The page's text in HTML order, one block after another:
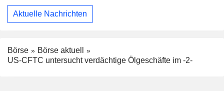
Aktuelle Nachrichten
Börse
Börse aktuell
US-CFTC untersucht verdächtige Ölgeschäfte im -2-